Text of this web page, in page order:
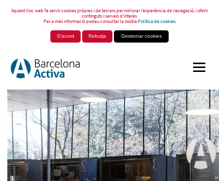
Aquest lloc web fa servir cookies pròpies i de tercers per millorar l’experiència de navegació, i oferir
continguts i serveis d’interès.
Per a més informació podeu consultar la nostraPolítica de cookies
D'acord Rebutja Gestionar cookies